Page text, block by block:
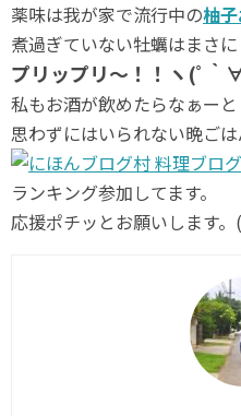
薬味は我が家で流行中の柚子
煮過ぎていない牡蠣はまさに
プリップリ～！！ヽ(ﾟ｀
私もお酒が飲めたらなぁーと
思わずにはいられない晩ごは
ランキング参加してます。
応援ポチッとお願いします